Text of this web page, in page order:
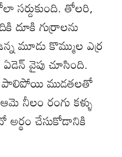
సర్దుకుంది. తోలరి,
దూకి గుర్రాలను
మూడు కొమ్ముల ఎర్ర
వైపు చూసింది.
పాలిపోయి ముడతలతో
నీలం రంగు కళ్ళు
అర్థం చేసుకోడానికి